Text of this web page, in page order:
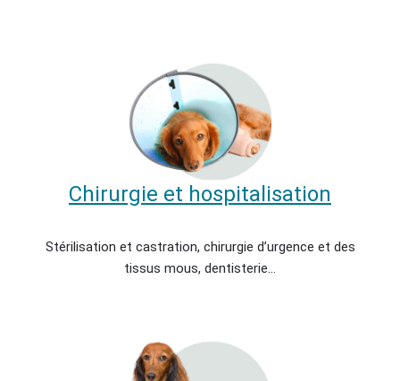
Chirurgie et hospitalisation
Stérilisation et castration, chirurgie d’urgence et des
tissus mous, dentisterie…